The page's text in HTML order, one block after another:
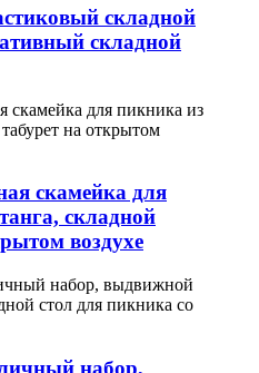
складной
складной
скамейка для
складной
воздухе
набор,